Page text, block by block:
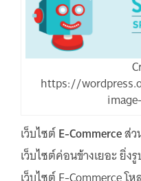
https://
เว็บไซต์E-Commerceส่
เว็บไซต์ค่อนข้างเยอะ ยิ่